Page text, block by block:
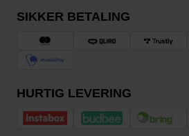
SIKKER BETALING
HURTIG LEVERING